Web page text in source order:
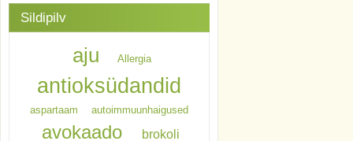
Sildipilv
aju Allergia
antioksüdandid
aspartaam autoimmuunhaigused
avokaado brokoli